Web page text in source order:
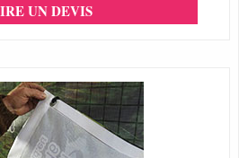
UN DEVIS